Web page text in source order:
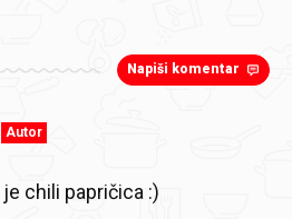
Napiši komentar
Autor
chili papričica :)